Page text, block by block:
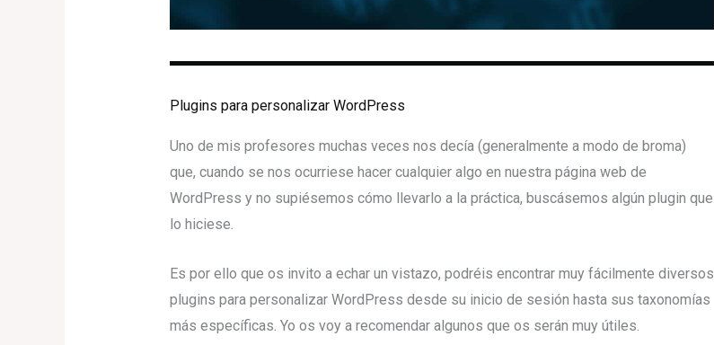
Plugins para personalizar WordPress
Uno de mis profesores muchas veces nos decía (generalmente a modo de broma)
que, cuando se nos ocurriese hacer cualquier algo en nuestra página web de
WordPress y no supiésemos cómo llevarlo a la práctica, buscásemos algún plugin que
lo hiciese.
Es por ello que os invito a echar un vistazo, podréis encontrar muy fácilmente diversos
plugins para personalizar WordPress desde su inicio de sesión hasta sus taxonomías
más específicas. Yo os voy a recomendar algunos que os serán muy útiles.